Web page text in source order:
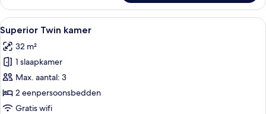
tweepersoonskamer,
uitzicht
op
stad
Alle
foto's
voor
Superior
Twin
kamer
laden
Hotelkamer met een grote televisie,
4
Superior Twin kamer
32 m²
1 slaapkamer
Max. aantal: 3
2 eenpersoonsbedden
Gratis wifi